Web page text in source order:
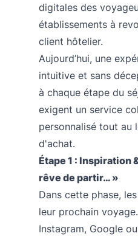
digitales des
établissements à
client hôtelier.
Aujourd’hui, une
intuitive et sans
à chaque étape du
exigent un service
personnalisé tout au
d'achat.
Étape 1 : Inspiration
rêve de partir… »
Dans cette phase,
leur prochain
Instagram, Google